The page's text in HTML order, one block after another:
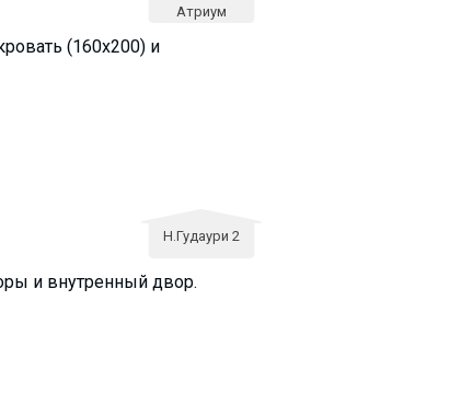
Атриум
(160х200) и
Н.Гудаури 2
и внутренный двор.